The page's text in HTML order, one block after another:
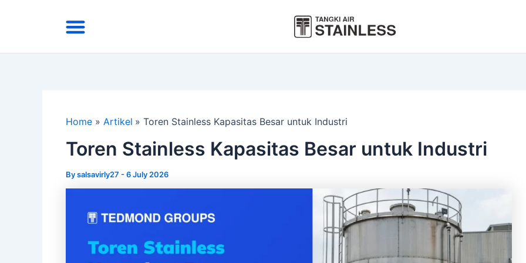
Menu
Home Artikel Toren Stainless Kapasitas Besar untuk Industri
Toren Stainless Kapasitas Besar untuk Industri
Bysalsavirly27 -6 July 2026